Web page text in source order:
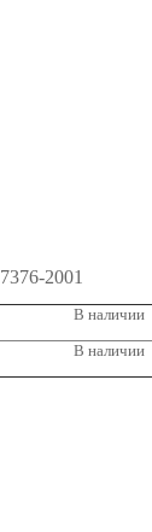
2001
В наличии
В наличии